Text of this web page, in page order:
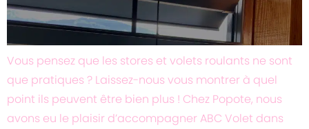
Vous pensez que les stores et volets roulants ne sont
que pratiques ? Laissez-nous vous montrer à quel
point ils peuvent être bien plus ! Chez Popote, nous
avons eu le plaisir d’accompagner ABC Volet dans